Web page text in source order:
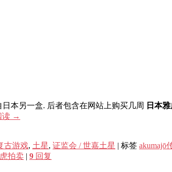
本另一盒. 后者包含在网站上购买几周 日本
读 →
古游戏, 土星, 证监会 / 世嘉土星 | 标签 akumajō
拍卖 | 9 回复